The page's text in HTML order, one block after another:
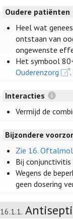
Oudere patiënten
Heel wat
ontstaan van
ongewenste
Het symbool
Ouderenzorg
Interacties
Vermijd de
Bijzondere
Zie 16.
Bij conjunctivitis
Wegens de
geen dosering
16.1.1.